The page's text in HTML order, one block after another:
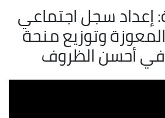
إعداد سجل اجتماعي
وتوزيع منحة
أحسن الظروف